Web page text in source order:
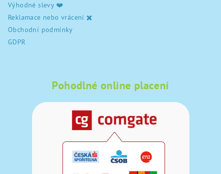
Výhodné slevy ❤️
Reklamace nebo vrácení ✖️
Obchodní podmínky
GDPR
Pohodlné online placení